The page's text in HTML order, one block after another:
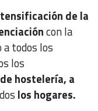
de la
con la
todos los
los
hostelería, a
los hogares.